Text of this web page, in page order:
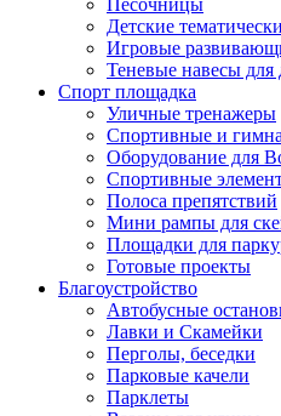
Песочницы
Детские
Игровые
Теневые навесы
Спорт площадка
Уличные тренажеры
Спортивные и
Оборудование для
Спортивные
Полоса препятствий
Мини рампы для
Площадки для
Готовые проекты
Благоустройство
Автобусные
Лавки и Скамейки
Перголы, беседки
Парковые качели
Парклеты